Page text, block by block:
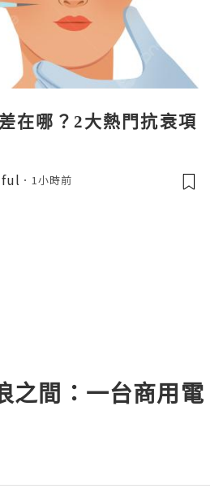
在哪？2大熱門抗衰項
1小時前
之間：一台商用電